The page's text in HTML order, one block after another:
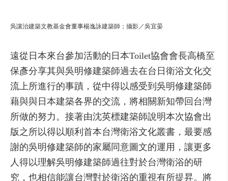
吳讓治建築文教基金會董事楊逸詠建築師；攝影／吳宜晏
遠從日本來台參加活動的日本Toilet協會會長高橋至
保彥分享其與吳明修建築師過去在台日衛浴文化交
流上所進行的事蹟，從中得以感受到吳明修建築師
藉與與日本建築各界的交流，將相關新知帶回台灣
所做的努力。接著由沈英標建築師說明本次協會出
版之所以得以順利首本台灣衛浴文化叢書，最要感
謝的吳明修建築師的家屬同意圖文的運用，讓更多
人得以理解吳明修建築師過往對於台灣衛浴的研
究，也相信能讓台灣對於衛浴的重視有所提昇。將